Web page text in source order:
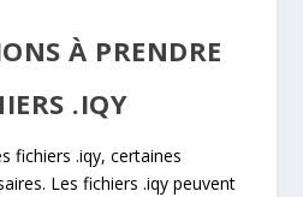
À PRENDRE
.IQY
fichiers .iqy, certaines
Les fichiers .iqy peuvent